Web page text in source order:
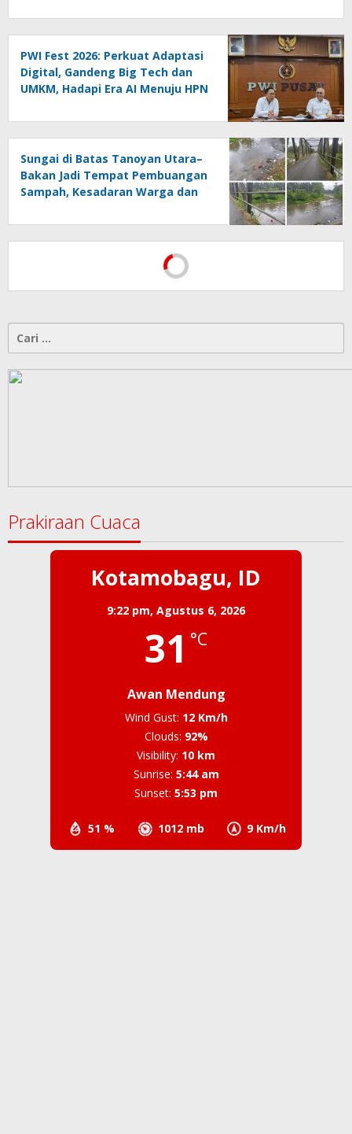
PWI Fest 2026: Perkuat Adaptasi
Digital, Gandeng Big Tech dan
UMKM, Hadapi Era AI Menuju HPN
Sungai di Batas Tanoyan Utara–
Bakan Jadi Tempat Pembuangan
Sampah, Kesadaran Warga dan
Dipertanyakan
Cari
Prakiraan Cuaca
Kotamobagu, ID
9:22 pm, Agustus 6, 2026
31 °C
Awan Mendung
51 % 1012 mb 9 Km/h
Wind Gust: 12 Km/h
Clouds: 92%
Visibility: 10 km
Sunrise: 5:44 am
Sunset: 5:53 pm